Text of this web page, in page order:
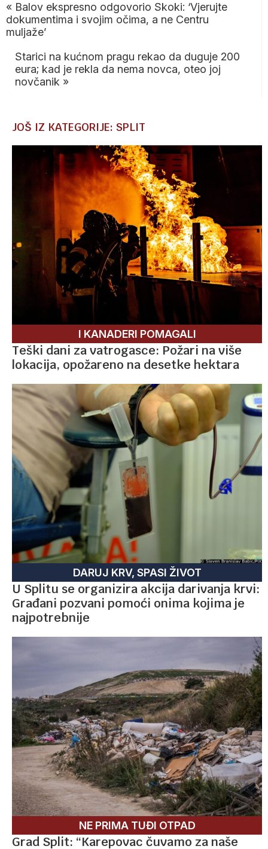
« Balov ekspresno odgovorio Skoki: ‘Vjerujte
dokumentima i svojim očima, a ne Centru
muljaže’
Starici na kućnom pragu rekao da duguje 200
eura; kad je rekla da nema novca, oteo joj
novčanik »
JOŠ IZ KATEGORIJE: SPLIT
I KANADERI POMAGALI
Teški dani za vatrogasce: Požari na više
lokacija, opožareno na desetke hektara
DARUJ KRV, SPASI ŽIVOT
U Splitu se organizira akcija darivanja krvi:
Građani pozvani pomoći onima kojima je
najpotrebnije
NE PRIMA TUĐI OTPAD
Grad Split: “Karepovac čuvamo za naše